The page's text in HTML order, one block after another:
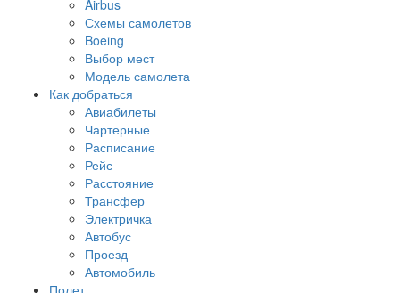
Airbus
Схемы самолетов
Boeing
Выбор мест
Модель самолета
Как добраться
Авиабилеты
Чартерные
Расписание
Рейс
Расстояние
Трансфер
Электричка
Автобус
Проезд
Автомобиль
Полет